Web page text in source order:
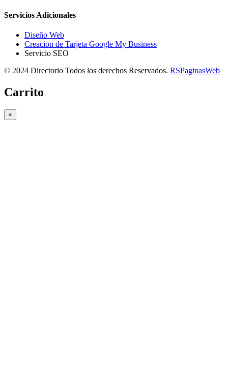
Servicios Adicionales
Diseño Web
Creacion de Tarjeta Google My Business
Servicio SEO
© 2024 Directorio Todos los derechos Reservados. RSPaginasWeb
Carrito
×